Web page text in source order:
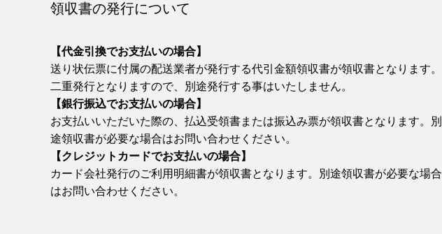
領収書の発行について
【代金引換でお支払いの場合】
送り状伝票に付属の配送業者が発行する代引金額領収書が領収書となります。
二重発行となりますので、別途発行する事はいたしません。
【銀行振込でお支払いの場合】
お支払いいただいた際の、払込受領書または振込み票が領収書となります。別
途領収書が必要な場合はお問い合わせください。
【クレジットカードでお支払いの場合】
カード会社発行のご利用明細書が領収書となります。別途領収書が必要な場合
はお問い合わせください。